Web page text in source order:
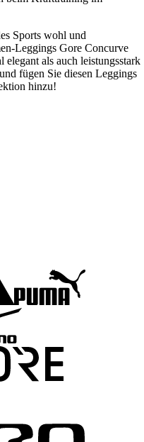
Sports wohl und
Leggings Gore Concurve
elegant als auch leistungsstark
fügen Sie diesen Leggings
hinzu!